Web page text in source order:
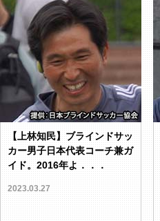
【上林知民】ブラインドサッ
カー男子日本代表コーチ兼ガ
イド。2016年よ．．．
2023.03.27